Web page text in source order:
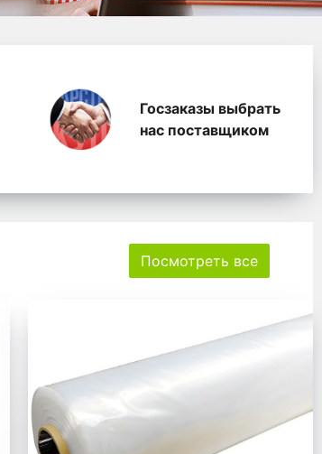
полимерных
Госзаказы выбрать
нас поставщиком
Посмотреть все